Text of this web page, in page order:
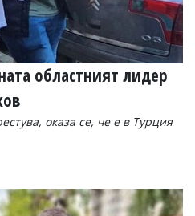
областният лидер
оказа се, че е в Турция